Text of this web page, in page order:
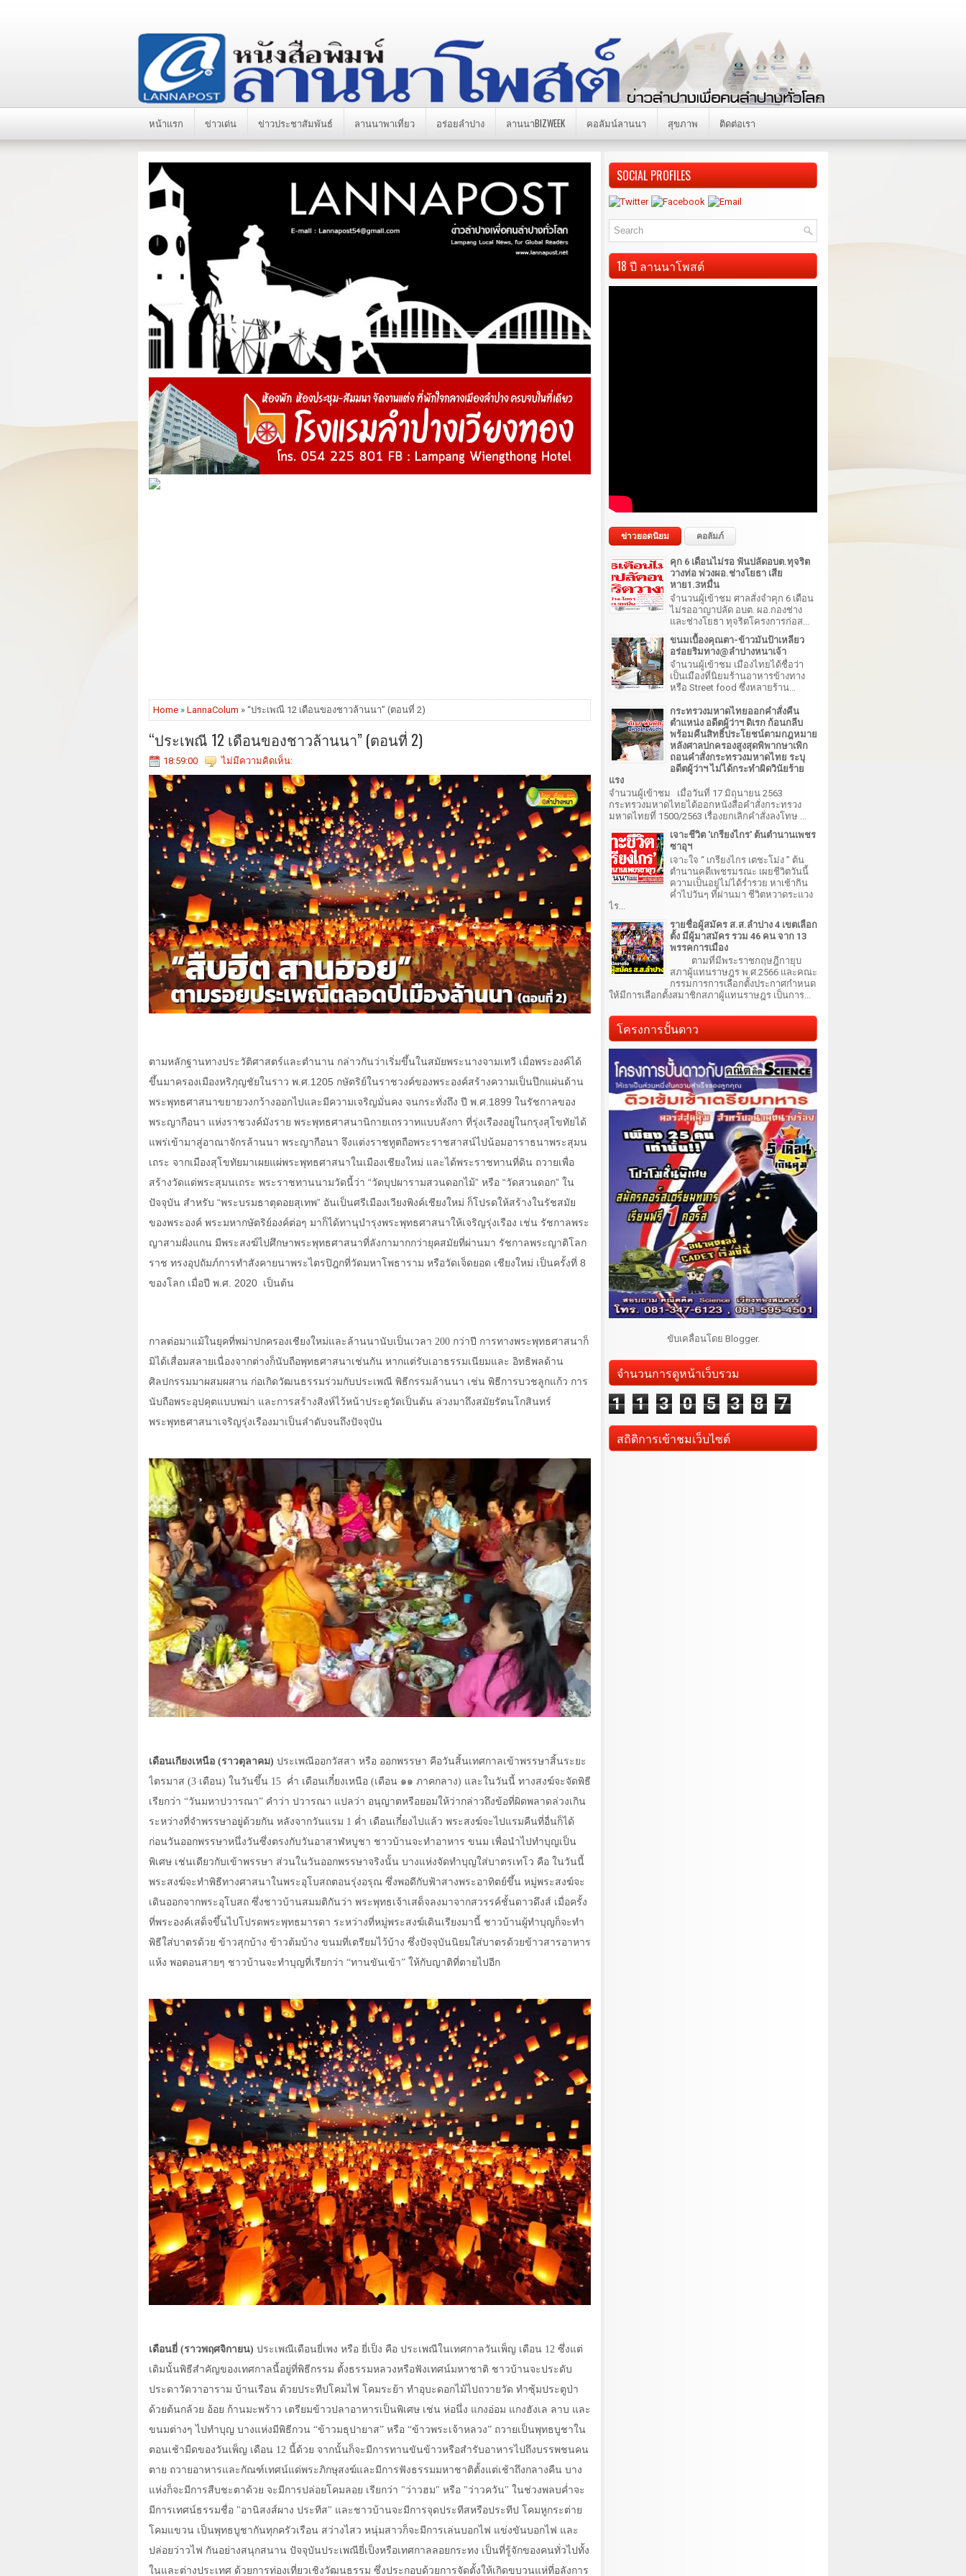
หน้าแรก ข่าวเด่น ข่าวประชาสัมพันธ์ ลานนาพาเที่ยว อร่อยลำปาง ลานนาBIZWEEK คอลัมน์ลานนา สุขภาพ ติดต่อเรา
Home » LannaColum » “ประเพณี 12 เดือนของชาวล้านนา” (ตอนที่ 2)
“ประเพณี 12 เดือนของชาวล้านนา” (ตอนที่ 2)
18:59:00 ไม่มีความคิดเห็น:
ตามหลักฐานทางประวัติศาสตร์และตำนาน กล่าวกันว่าเริ่มขึ้นในสมัยพระนางจามเทวี เมื่อพระองค์ได้
ขึ้นมาครองเมืองหริภุญชัยในราว พ.ศ.1205 กษัตริย์ในราชวงค์ของพระองค์สร้างความเป็นปึกแผ่นด้าน
พระพุทธศาสนาขยายวงกว้างออกไปและมีความเจริญมั่นคง จนกระทั่งถึง ปี พ.ศ.1899 ในรัชกาลของ
พระญากือนา แห่งราชวงค์มังราย พระพุทธศาสนานิกายเถรวาทแบบลังกา ที่รุ่งเรืองอยู่ในกรุงสุโขทัยได้
แพร่เข้ามาสู่อาณาจักรล้านนา พระญากือนา จึงแต่งราชทูตถือพระราชสาสน์ไปน้อมอาราธนาพระสุมน
เถระ จากเมืองสุโขทัยมาเผยแผ่พระพุทธศาสนาในเมืองเชียงใหม่ และได้พระราชทานที่ดิน ถวายเพื่อ
สร้างวัดแด่พระสุมนเถระ พระราชทานนามวัดนี้ว่า “วัดบุปผารามสวนดอกไม้” หรือ “วัดสวนดอก” ใน
ปัจจุบัน สำหรับ “พระบรมธาตุดอยสุเทพ” อันเป็นศรีเมืองเวียงพิงค์เชียงใหม่ ก็โปรดให้สร้างในรัชสมัย
ของพระองค์ พระมหากษัตริย์องค์ต่อๆ มาก็ได้ทานุบำรุงพระพุทธศาสนาให้เจริญรุ่งเรือง เช่น รัชกาลพระ
ญาสามฝั่งแกน มีพระสงฆ์ไปศึกษาพระพุทธศาสนาที่ลังกามากกว่ายุคสมัยที่ผ่านมา รัชกาลพระญาติโลก
ราช ทรงอุปถัมภ์การทำสังคายนาพระไตรปิฎกที่วัดมหาโพธาราม หรือวัดเจ็ดยอด เชียงใหม่ เป็นครั้งที่ 8
ของโลก เมื่อปี พ.ศ. 2020 เป็นต้น
กาลต่อมาแม้ในยุคที่พม่าปกครองเชียงใหม่และล้านนานับเป็นเวลา 200 กว่าปี การทางพระพุทธศาสนาก็
มิได้เสื่อมสลายเนื่องจากต่างก็นับถือพุทธศาสนาเช่นกัน หากแต่รับเอาธรรมเนียมและ อิทธิพลด้าน
ศิลปกรรมมาผสมผสาน ก่อเกิดวัฒนธรรมร่วมกับประเพณี พิธีกรรมล้านนา เช่น พิธีการบวชลูกแก้ว การ
นับถือพระอุปคุตแบบพม่า และการสร้างสิงห์ไว้หน้าประตูวัดเป็นต้น ล่วงมาถึงสมัยรัตนโกสินทร์
พระพุทธศาสนาเจริญรุ่งเรืองมาเป็นลำดับจนถึงปัจจุบัน
เดือนเกียงเหนือ (ราวตุลาคม) ประเพณีออกวัสสา หรือ ออกพรรษา คือวันสิ้นเทศกาลเข้าพรรษาสิ้นระยะ
ไตรมาส (3 เดือน) ในวันขึ้น 15 ค่ำ เดือนเกี๋ยงเหนือ (เดือน ๑๑ ภาคกลาง) และในวันนี้ ทางสงฆ์จะจัดพิธี
เรียกว่า “วันมหาปวารณา” คำว่า ปวารณา แปลว่า อนุญาตหรือยอมให้ว่ากล่าวถึงข้อที่ผิดพลาดล่วงเกิน
ระหว่างที่จำพรรษาอยู่ด้วยกัน หลังจากวันแรม 1 ค่ำ เดือนเกี๋ยงไปแล้ว พระสงฆ์จะไปแรมคืนที่อื่นก็ได้
ก่อนวันออกพรรษาหนึ่งวันซึ่งตรงกับวันอาสาฬหบูชา ชาวบ้านจะทำอาหาร ขนม เพื่อนำไปทำบุญเป็น
พิเศษ เช่นเดียวกับเข้าพรรษา ส่วนในวันออกพรรษาจริงนั้น บางแห่งจัดทำบุญใส่บาตรเทโว คือ ในวันนี้
พระสงฆ์จะทำพิธีทางศาสนาในพระอุโบสถตอนรุ่งอรุณ ซึ่งพอดีกับฟ้าสางพระอาทิตย์ขึ้น หมู่พระสงฆ์จะ
เดินออกจากพระอุโบสถ ซึ่งชาวบ้านสมมติกันว่า พระพุทธเจ้าเสด็จลงมาจากสวรรค์ชั้นดาวดึงส์ เมื่อครั้ง
ที่พระองค์เสด็จขึ้นไปโปรดพระพุทธมารดา ระหว่างที่หมู่พระสงฆ์เดินเรียงมานี้ ชาวบ้านผู้ทำบุญก็จะทำ
พิธีใส่บาตรด้วย ข้าวสุกบ้าง ข้าวต้มบ้าง ขนมที่เตรียมไว้บ้าง ซึ่งปัจจุบันนิยมใส่บาตรด้วยข้าวสารอาหาร
แห้ง พอตอนสายๆ ชาวบ้านจะทำบุญที่เรียกว่า “ทานขันเข้า” ให้กับญาติที่ตายไปอีก
เดือนยี่ (ราวพฤศจิกายน) ประเพณีเดือนยี่เพง หรือ ยี่เป็ง คือ ประเพณีในเทศกาลวันเพ็ญ เดือน 12 ซึ่งแต่
เดิมนั้นพิธีสำคัญของเทศกาลนี้อยู่ที่พิธีกรรม ตั้งธรรมหลวงหรือฟังเทศน์มหาชาติ ชาวบ้านจะประดับ
ประดาวัดวาอาราม บ้านเรือน ด้วยประทีปโคมไฟ โคมระย้า ทำอุบะดอกไม้ไปถวายวัด ทำซุ้มประตูป่า
ด้วยต้นกล้วย อ้อย ก้านมะพร้าว เตรียมข้าวปลาอาหารเป็นพิเศษ เช่น ห่อนึ่ง แกงอ่อม แกงฮังเล ลาบ และ
ขนมต่างๆ ไปทำบุญ บางแห่งมีพิธีกวน “ข้าวมธุปายาส” หรือ “ข้าวพระเจ้าหลวง” ถวายเป็นพุทธบูชาใน
ตอนเช้ามืดของวันเพ็ญ เดือน 12 นี้ด้วย จากนั้นก็จะมีการทานขันข้าวหรือสำรับอาหารไปถึงบรรพชนคน
ตาย ถวายอาหารและกัณฑ์เทศน์แด่พระภิกษุสงฆ์และมีการฟังธรรมมหาชาติตั้งแต่เช้าถึงกลางคืน บาง
แห่งก็จะมีการสืบชะตาด้วย จะมีการปล่อยโคมลอย เรียกว่า "ว่าวฮม" หรือ "ว่าวควัน" ในช่วงพลบค่ำจะ
มีการเทศน์ธรรมชื่อ "อานิสงส์ผาง ประทีส" และชาวบ้านจะมีการจุดประทีสหรือประทีป โคมหูกระต่าย
โคมแขวน เป็นพุทธบูชากันทุกครัวเรือน สว่างไสว หนุ่มสาวก็จะมีการเล่นบอกไฟ แข่งขันบอกไฟ และ
ปล่อยว่าวไฟ กันอย่างสนุกสนาน ปัจจุบันประเพณียี่เป็งหรือเทศกาลลอยกระทง เป็นที่รู้จักของคนทั่วไปทั้ง
ในและต่างประเทศ ด้วยการท่องเที่ยวเชิงวัฒนธรรม ซึ่งประกอบด้วยการจัดตั้งให้เกิดขบวนแห่ที่อลังการ
SOCIAL PROFILES
18 ปี ลานนาโพสต์
ข่าวยอดนิยม คอลัมภ์
คุก 6 เดือนไม่รอ ฟันปลัดอบต.ทุจริต
วางท่อ พ่วงผอ.ช่างโยธา เสีย
หาย1.3หมื่น
จำนวนผู้เข้าชม ศาลสั่งจำคุก 6 เดือน
ไม่รออาญาปลัด อบต. ผอ.กองช่าง
และช่างโยธา ทุจริตโครงการก่อส...
ขนมเบื้องคุณตา-ข้าวมันป้าเหลียว
อร่อยริมทาง@ลำปางหนาเจ้า
จำนวนผู้เข้าชม เมืองไทยได้ชื่อว่า
เป็นเมืองที่นิยมร้านอาหารข้างทาง
หรือ Street food ซึ่งหลายร้าน...
กระทรวงมหาดไทยออกคำสั่งคืน
ตำแหน่ง อดีตผู้ว่าฯ ดิเรก ก้อนกลีบ
พร้อมคืนสิทธิ์ประโยชน์ตามกฎหมาย
หลังศาลปกครองสูงสุดพิพากษาเพิก
ถอนคำสั่งกระทรวงมหาดไทย ระบุ
อดีตผู้ว่าฯ ไม่ได้กระทำผิดวินัยร้าย
แรง
จำนวนผู้เข้าชม เมื่อวันที่ 17 มิถุนายน 2563
กระทรวงมหาดไทยได้ออกหนังสือคำสั่งกระทรวง
มหาดไทยที่ 1500/2563 เรื่องยกเลิกคำสั่งลงโทษ ...
เจาะชีวิต 'เกรียงไกร' ต้นตำนานเพชร
ซาอุฯ
เจาะใจ “ เกรียงไกร เตชะโม่ง ” ต้น
ตำนานคดีเพชรมรณะ เผยชีวิตวันนี้
ความเป็นอยู่ไม่ได้ร่ำรวย หาเช้ากิน
ค่ำไปวันๆ ที่ผ่านมา ชีวิตหวาดระแวง
ไร...
รายชื่อผู้สมัคร ส.ส.ลำปาง 4 เขตเลือก
ตั้ง มีผู้มาสมัคร รวม 46 คน จาก 13
พรรคการเมือง
ตามที่มีพระราชกฤษฎีกายุบ
สภาผู้แทนราษฎร พ.ศ.2566 และคณะ
กรรมการการเลือกตั้งประกาศกำหนด
ให้มีการเลือกตั้งสมาชิกสภาผู้แทนราษฎร เป็นการ...
โครงการปั้นดาว
ขับเคลื่อนโดย Blogger.
จำนวนการดูหน้าเว็บรวม
1 1 3 0 5 3 8 7
สถิติการเข้าชมเว็บไซต์